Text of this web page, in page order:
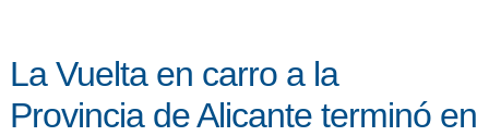
La Vuelta en carro a la
Provincia de Alicante terminó en